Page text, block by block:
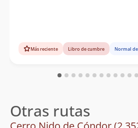
Más reciente Libro de cumbre Normal
Otras rutas